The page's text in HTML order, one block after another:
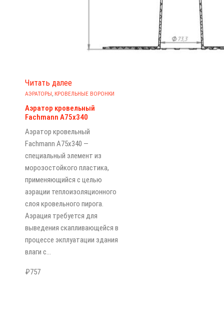
Читать далее
АЭРАТОРЫ, КРОВЕЛЬНЫЕ ВОРОНКИ
Аэратор кровельный
Fachmann A75x340
Аэратор кровельный
Fachmann A75x340 —
специальный элемент из
морозостойкого пластика,
применяющийся с целью
аэрации теплоизоляционного
слоя кровельного пирога.
Аэрация требуется для
выведения скапливающейся в
процессе экплуатации здания
влаги с…
₽757